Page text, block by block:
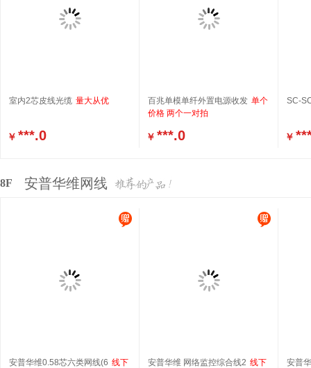
室内2芯皮线光缆 量大从优
￥ ***.0
百兆单模单纤外置电源收发 单个
价格 两个一对拍
￥ ***.0
SC-
￥
8F 安普华维网线
安普华维0.58芯六类网线(6 线下
安普华维 网络监控综合线2 线下
安普